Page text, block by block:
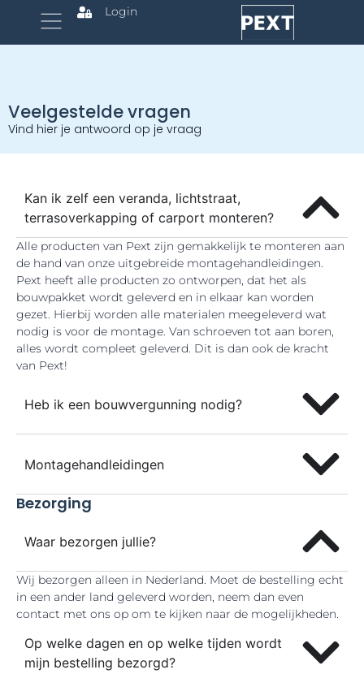
Login
Veelgestelde vragen
Vind hier je antwoord op je vraag
Kan ik zelf een veranda, lichtstraat,
terrasoverkapping of carport monteren?
Alle producten van Pext zijn gemakkelijk te monteren aan
de hand van onze uitgebreide montagehandleidingen.
Pext heeft alle producten zo ontworpen, dat het als
bouwpakket wordt geleverd en in elkaar kan worden
gezet. Hierbij worden alle materialen meegeleverd wat
nodig is voor de montage. Van schroeven tot aan boren,
alles wordt compleet geleverd. Dit is dan ook de kracht
van Pext!
Heb ik een bouwvergunning nodig?
Montagehandleidingen
Bezorging
Waar bezorgen jullie?
Wij bezorgen alleen in Nederland. Moet de bestelling echt
in een ander land geleverd worden, neem dan even
contact met ons op om te kijken naar de mogelijkheden.
Op welke dagen en op welke tijden wordt
mijn bestelling bezorgd?